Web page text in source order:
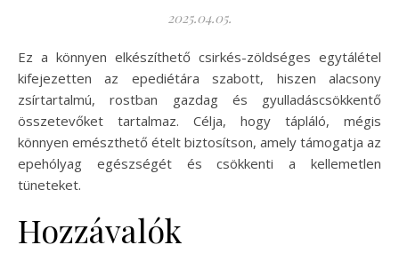
2025.04.05.
Ez a könnyen elkészíthető csirkés-zöldséges egytálétel
kifejezetten az epediétára szabott, hiszen alacsony
zsírtartalmú, rostban gazdag és gyulladáscsökkentő
összetevőket tartalmaz. Célja, hogy tápláló, mégis
könnyen emészthető ételt biztosítson, amely támogatja az
epehólyag egészségét és csökkenti a kellemetlen
tüneteket.
Hozzávalók